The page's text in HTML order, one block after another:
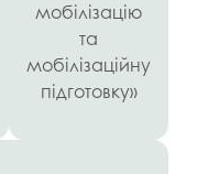
мобілізацію
та
мобілізаційну
підготовку»